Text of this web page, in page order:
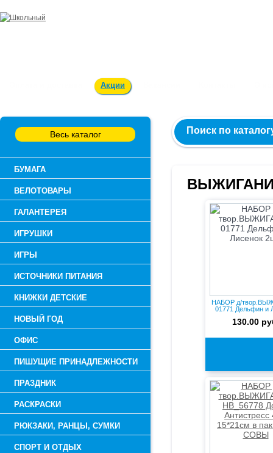
Акции
Весь каталог
БУМАГА
ВЕЛОТОВАРЫ
ГАЛАНТЕРЕЯ
ИГРУШКИ
ИГРЫ
ИСТОЧНИКИ ПИТАНИЯ
КНИЖКИ ДЕТСКИЕ
НОВЫЙ ГОД
ОФИС
ПИШУЩИЕ ПРИНАДЛЕЖНОСТИ
ПРАЗДНИК
РАСКРАСКИ
РЮКЗАКИ, РАНЦЫ, СУМКИ
СПОРТ И ОТДЫХ
Поиск по
НАБОР д/
01771 Дельфин и
130.00